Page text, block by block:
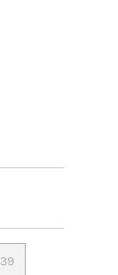
39